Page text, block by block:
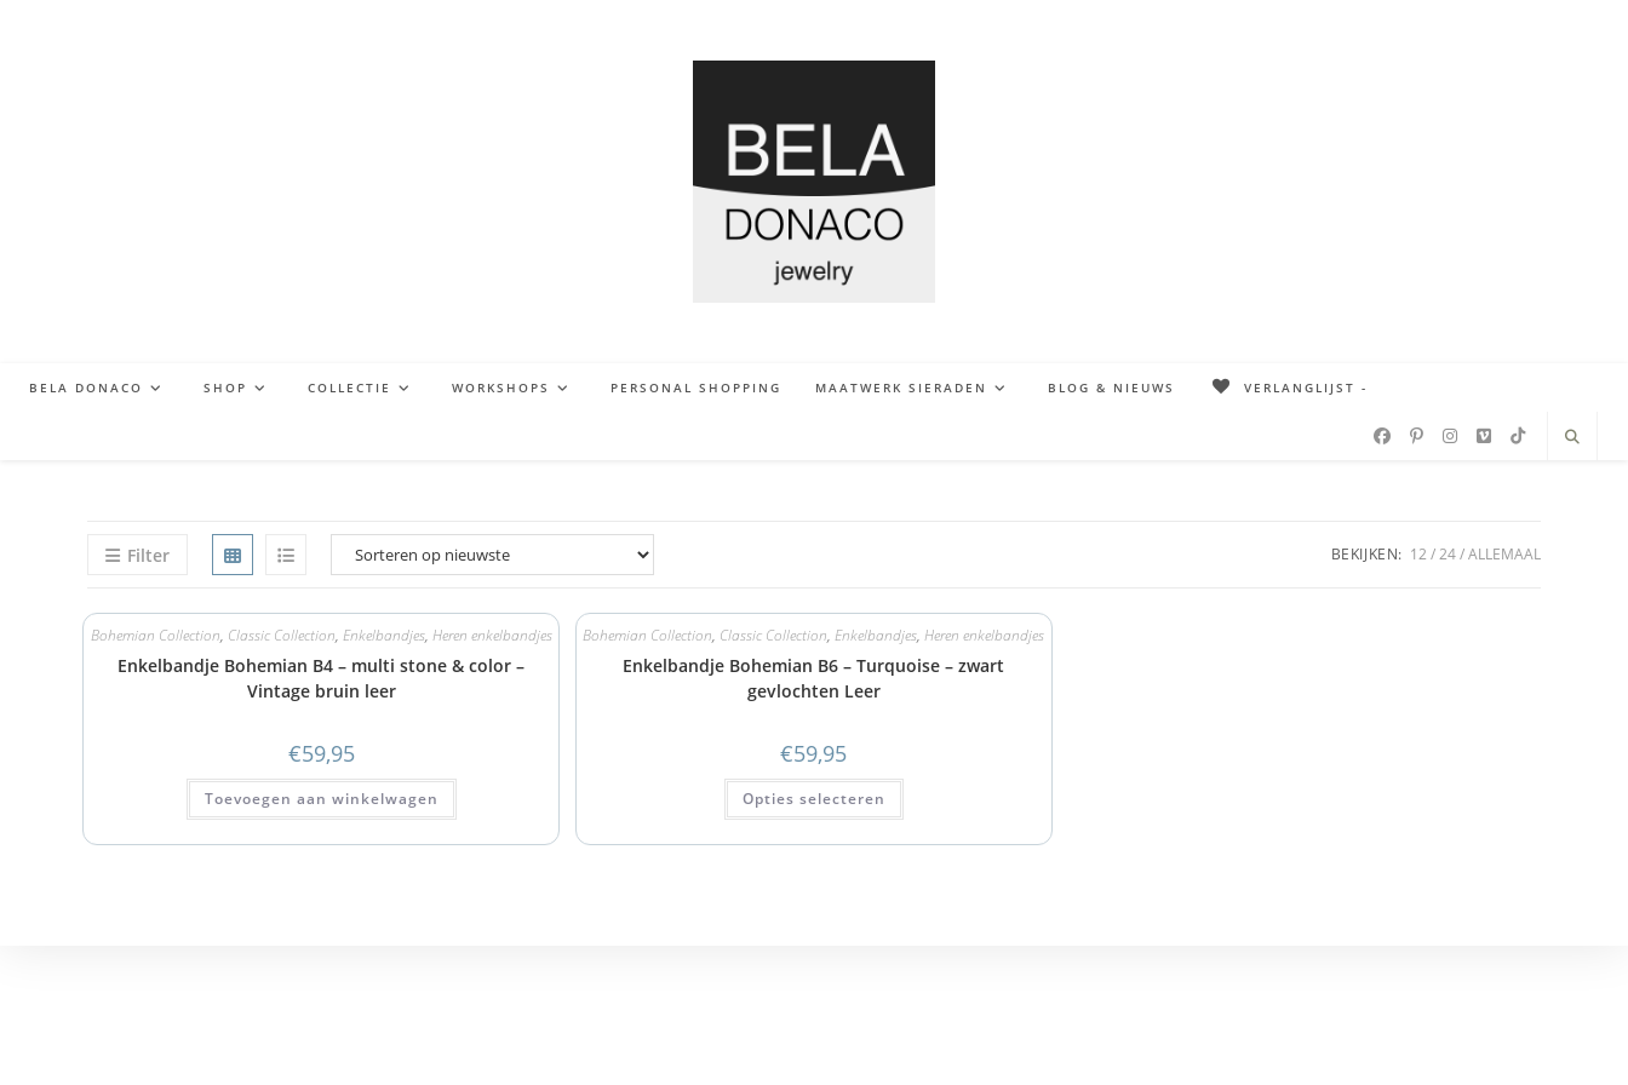
BELA DONACO SHOP COLLECTIE WORKSHOPS PERSONAL SHOPPING MAATWERK SIERADEN BLOG & NIEUWS VERLANGLIJST -
Filter BEKIJKEN: 12 24 ALLEMAAL
Bohemian Collection, Classic Collection, Enkelbandjes, Heren enkelbandjes
Enkelbandje Bohemian B4 – multi stone & color –
Vintage bruin leer
€59,95
Toevoegen aan winkelwagen
Bohemian Collection, Classic Collection,Enkelbandjes,Heren enkelbandjes
Enkelbandje Bohemian B6 – Turquoise – zwart
gevlochten Leer
€59,95
Opties selecteren